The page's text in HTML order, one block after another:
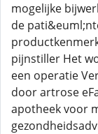
mogelijke
de
pijnstiller Het
een operatie
door artrose
apotheek voor